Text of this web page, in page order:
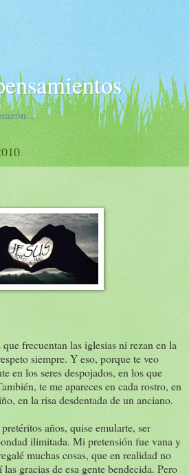
frecuentan las iglesias ni rezan en la
siempre. Y eso, porque te veo
en los seres despojados, en los que
te me apareces en cada rostro, en
en la risa desdentada de un anciano.
años, quise emularte, ser
ilimitada. Mi pretensión fue vana y
muchas cosas, que en realidad no
gracias de esa gente bendecida. Pero